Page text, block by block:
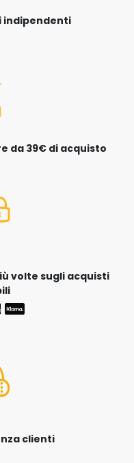
indipendenti
da 39€ di acquisto
volte sugli acquisti
clienti